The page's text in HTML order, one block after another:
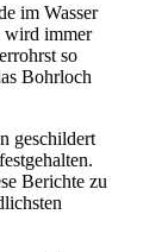
im Wasser
wird immer
so
Bohrloch
geschildert
Berichte zu